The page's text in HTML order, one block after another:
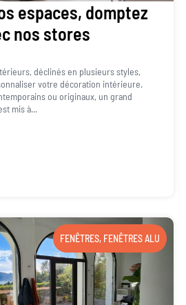
espaces, domptez
nos stores
déclinés en plusieurs styles,
votre décoration intérieure.
ou originaux, un grand
mis à...
FENÊTRES, FENÊTRES ALU